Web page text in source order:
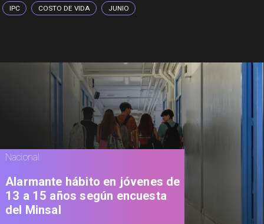
IPC COSTO DE VIDA JUNIO
Nacional
Alarmante hábito en jóvenes de
13 a 15 años según encuesta
del Minsal